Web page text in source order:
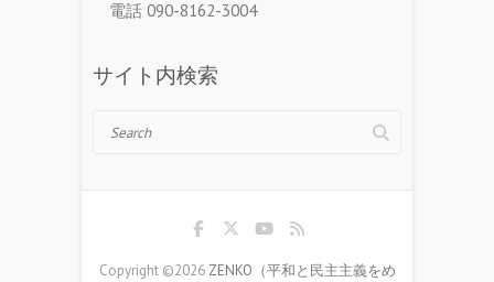
電話 090-8162-3004
サイト内検索
Search
Copyright ©2026 ZENKO（平和と民主主義をめ